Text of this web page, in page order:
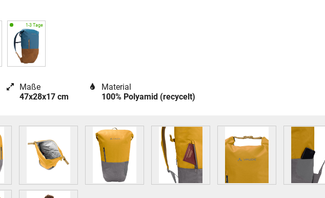
Maße
47x28x17 cm
Material
100% Polyamid (recycelt)